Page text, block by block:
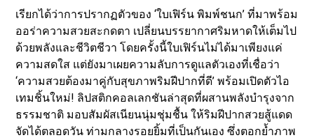
เรียกได้ว่าการปรากฏตัวของ ‘ใบเฟิร์น พิมพ์ชนก’ ที่มาพร้อม
ออร่าความสวยสะกดตา เปลี่ยนบรรยากาศริมหาดให้เต็มไป
ด้วยพลังและชีวิตชีวา โดยครั้งนี้ใบเฟิร์นไม่ได้มาเพียงแค่
ความสดใส แต่ยังมาเผยความลับการดูแลตัวเองที่เชื่อว่า
‘ความสวยต้องมาคู่กับสุขภาพริมฝีปากที่ดี’ พร้อมเปิดตัวไอ
เทมชิ้นใหม่! ลิปสติกคอลเลกชันล่าสุดที่ผสานพลังบำรุงจาก
ธรรมชาติ มอบสัมผัสเนียนนุ่มชุ่มชื้น ให้ริมฝีปากสวยสู้แดด
จัดได้ตลอดวัน ท่ามกลางรอยยิ้มที่เป็นกันเอง ซึ่งตอกย้ำภาพ